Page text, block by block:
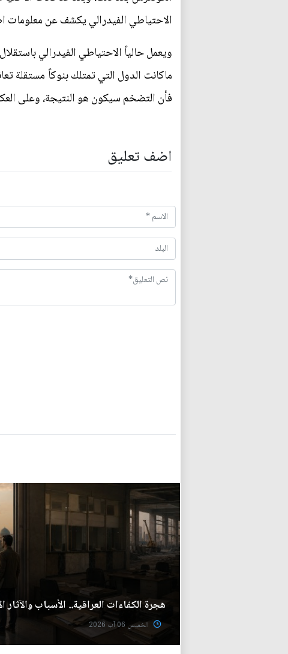
الاحتياطي الفيدرالي يكشف عن معلومات
ويعمل حالياً الاحتياطي الفيدرالي
ماكانت الدول التي تمتلك بنوكاً مستقلة
فأن التضخم سيكون هو النتيجة، وعلى
اضف تعليق
هجرة الكفاءات العراقية.. الأسباب والآثار
الخميس 06 آب 2026